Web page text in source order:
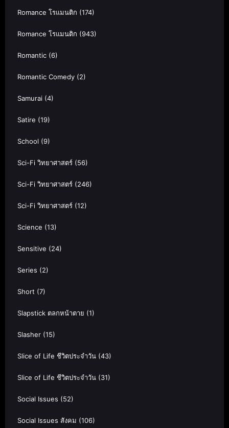
Romance โรแมนติก (174)
Romance โรแมนติก (943)
Romantic (6)
Romantic Comedy (2)
Samurai (4)
Satire (19)
School (9)
Sci-Fi วิทยาศาสตร์ (56)
Sci-Fi วิทยาศาสตร์ (246)
Sci-Fi วิทยาศาสตร์ (12)
Science (13)
Sensitive (24)
Series (2)
Short (7)
Slapstick ตลกหน้าตาย (1)
Slasher (15)
Slice of Life ชีวิตประจำวัน (43)
Slice of Life ชีวิตประจำวัน (31)
Social Issues (52)
Social Issues สังคม (106)